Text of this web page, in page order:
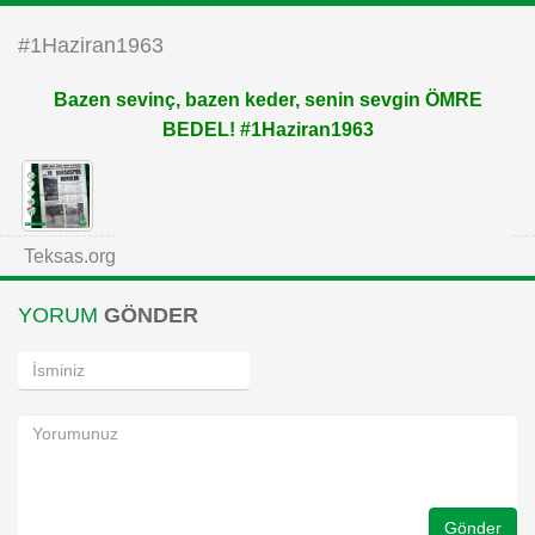
Instagram
Android
#1Haziran1963
Bazen sevinç, bazen keder, senin sevgin ÖMRE
BEDEL! #1Haziran1963
Teksas.org
YORUM GÖNDER
Gönder